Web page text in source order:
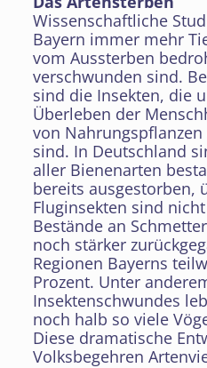
Wissenschaftliche
Bayern immer mehr
vom Aussterben
verschwunden sind.
sind die Insekten, die
Überleben der
von
sind. In Deutschland
aller Bienenarten
bereits ausgestorben,
Fluginsekten sind
Bestände an
noch stärker
Regionen Bayerns
Prozent. Unter
Insektenschwundes
noch halb so viele
Diese dramatische
Volksbegehren